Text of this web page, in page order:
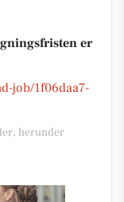
er
job/1f06daa7-
herunder